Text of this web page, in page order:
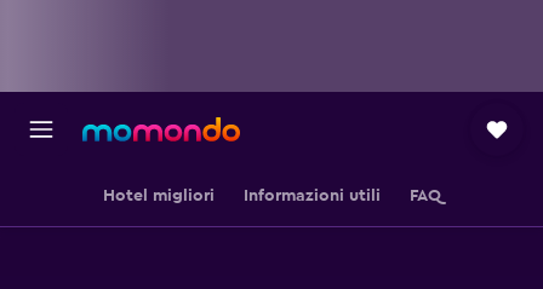
Hotel migliori Informazioni utili FAQ